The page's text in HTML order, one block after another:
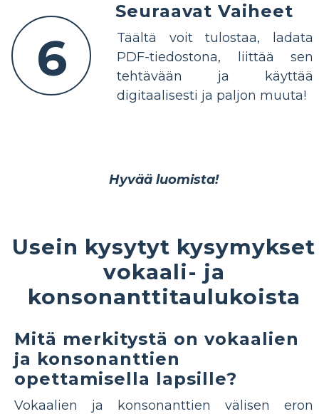
6
Seuraavat Vaiheet
Täältä voit tulostaa, ladata
PDF-tiedostona, liittää sen
tehtävään ja käyttää
digitaalisesti ja paljon muuta!
Hyvää luomista!
Usein kysytyt kysymykset
vokaali- ja
konsonanttitaulukoista
Mitä merkitystä on vokaalien
ja konsonanttien
opettamisella lapsille?
Vokaalien ja konsonanttien välisen eron